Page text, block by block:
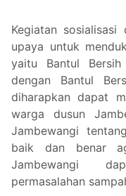
Kegiatan sosialisasi
upaya untuk
yaitu Bantul
dengan Bantul
diharapkan dapat
warga dusun
Jambewangi
baik dan benar
Jambewangi
permasalahan